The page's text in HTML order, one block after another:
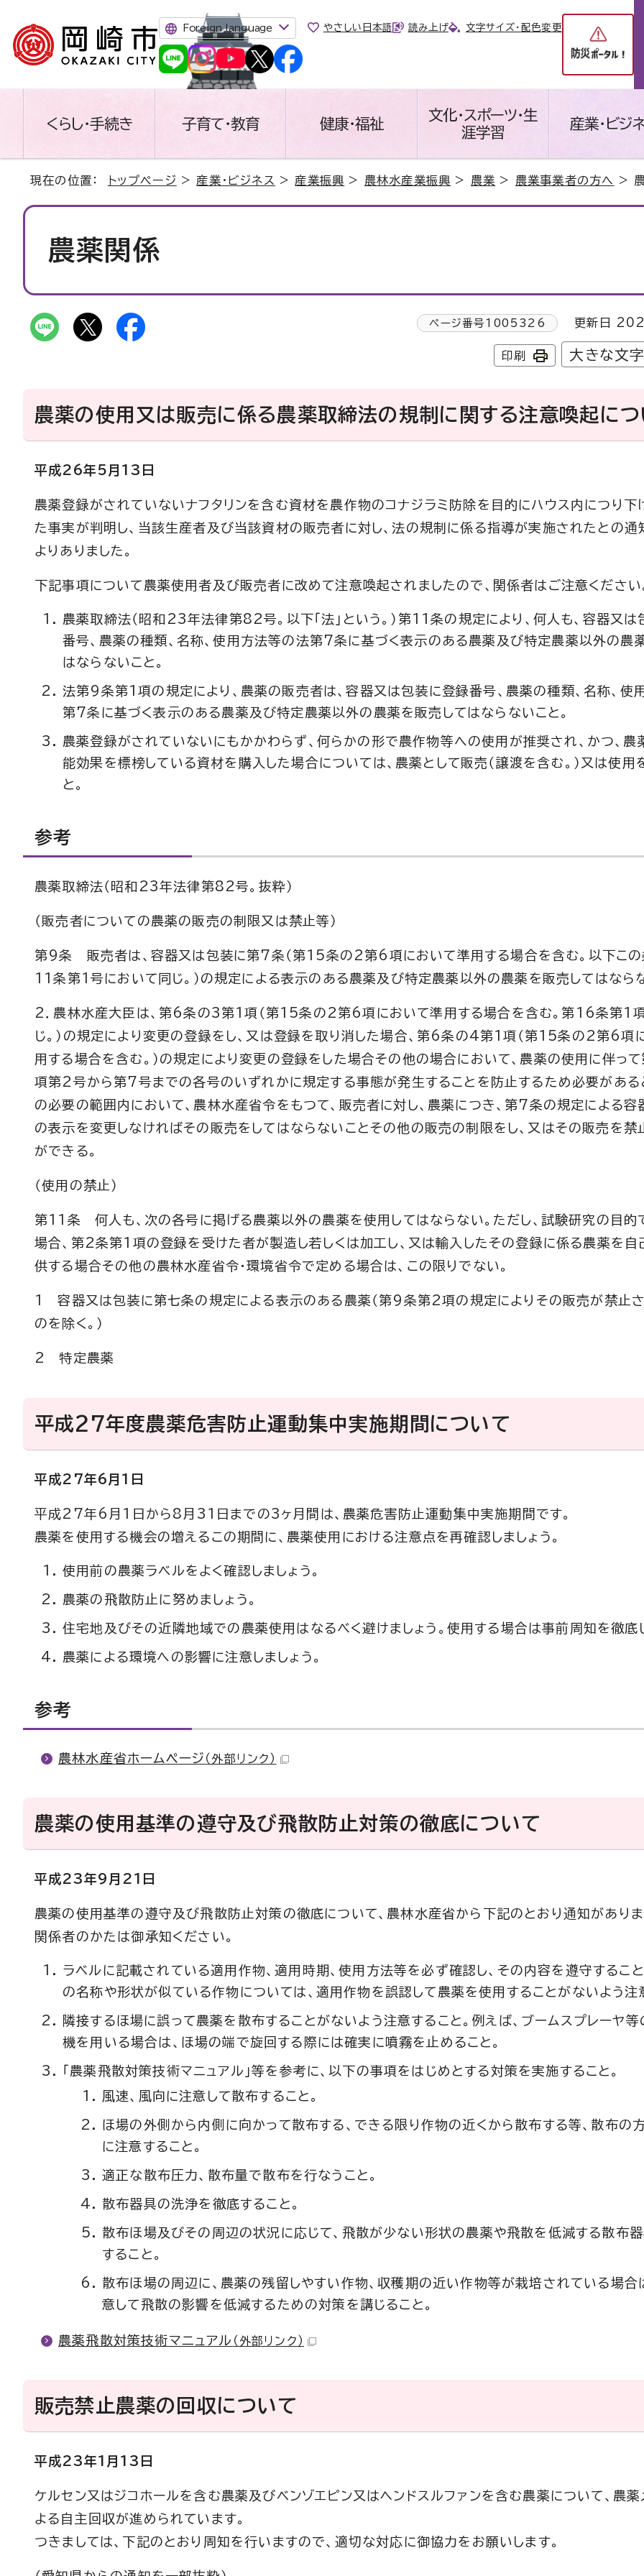
Foreign language やさしい日本語 読み上げ 文字サイズ・配色変更
くらし・手続き 子育て・教育 健康・福祉
文化・スポーツ・生
涯学習
産業・ビジ
現在の位置： トップページ > 産業・ビジネス > 産業振興 > 農林水産業振興 > 農業 > 農業事業者の方へ >
農薬関係
ページ番号 1005326 更新日
印刷 大きな文
農薬の使用又は販売に係る農薬取締法の規制に関する注意喚起につ
平成26年5月13日
農薬登録がされていないナフタリンを含む資材を農作物のコナジラミ防除を目的にハウス内につり下
た事実が判明し、当該生産者及び当該資材の販売者に対し、法の規制に係る指導が実施されたとの通
よりありました。
下記事項について農薬使用者及び販売者に改めて注意喚起されましたので、関係者はご注意ください
農薬取締法（昭和23年法律第82号。以下「法」という。）第11条の規定により、何人も、容器又は
番号、農薬の種類、名称、使用方法等の法第7条に基づく表示のある農薬及び特定農薬以外の農
はならないこと。
法第9条第1項の規定により、農薬の販売者は、容器又は包装に登録番号、農薬の種類、名称、使
第7条に基づく表示のある農薬及び特定農薬以外の農薬を販売してはならないこと。
農薬登録がされていないにもかかわらず、何らかの形で農作物等への使用が推奨され、かつ、農
能効果を標榜している資材を購入した場合については、農薬として販売（譲渡を含む。）又は使用
と。
参考
農薬取締法（昭和23年法律第82号。抜粋）
（販売者についての農薬の販売の制限又は禁止等）
第9条 販売者は、容器又は包装に第7条（第15条の2第6項において準用する場合を含む。以下こ
11条第1号において同じ。）の規定による表示のある農薬及び特定農薬以外の農薬を販売してはならな
2．農林水産大臣は、第6条の3第1項（第15条の2第6項において準用する場合を含む。第16条第1
じ。）の規定により変更の登録をし、又は登録を取り消した場合、第6条の4第1項（第15条の2第6項
用する場合を含む。）の規定により変更の登録をした場合その他の場合において、農薬の使用に伴っ
項第2号から第7号までの各号のいずれかに規定する事態が発生することを防止するため必要がある
の必要の範囲内において、農林水産省令をもつて、販売者に対し、農薬につき、第7条の規定による容
の表示を変更しなければその販売をしてはならないことその他の販売の制限をし、又はその販売を禁
ができる。
（使用の禁止）
第11条 何人も、次の各号に掲げる農薬以外の農薬を使用してはならない。ただし、試験研究の目的
場合、第2条第1項の登録を受けた者が製造し若しくは加工し、又は輸入したその登録に係る農薬を自
供する場合その他の農林水産省令・環境省令で定める場合は、この限りでない。
1 容器又は包装に第七条の規定による表示のある農薬（第9条第2項の規定によりその販売が禁止
のを除く。）
2 特定農薬
平成27年度農薬危害防止運動集中実施期間について
平成27年6月1日
平成27年6月1日から8月31日までの3ヶ月間は、農薬危害防止運動集中実施期間です。
農薬を使用する機会の増えるこの期間に、農薬使用における注意点を再確認しましょう。
使用前の農薬ラベルをよく確認しましょう。
農薬の飛散防止に努めましょう。
住宅地及びその近隣地域での農薬使用はなるべく避けましょう。使用する場合は事前周知を徹底し
農薬による環境への影響に注意しましょう。
参考
農林水産省ホームページ （外部リンク）
農薬の使用基準の遵守及び飛散防止対策の徹底について
平成23年9月21日
農薬の使用基準の遵守及び飛散防止対策の徹底について、農林水産省から下記のとおり通知がありま
関係者のかたは御承知ください。
ラベルに記載されている適用作物、適用時期、使用方法等を必ず確認し、その内容を遵守すること
の名称や形状が似ている作物については、適用作物を誤認して農薬を使用することがないよう注
隣接するほ場に誤って農薬を散布することがないよう注意すること。例えば、ブームスプレーヤ
機を用いる場合は、ほ場の端で旋回する際には確実に噴霧を止めること。
「農薬飛散対策技術マニュアル」等を参考に、以下の事項をはじめとする対策を実施すること。
風速、風向に注意して散布すること。
ほ場の外側から内側に向かって散布する、できる限り作物の近くから散布する等、散布の
に注意すること。
適正な散布圧力、散布量で散布を行なうこと。
散布器具の洗浄を徹底すること。
散布ほ場及びその周辺の状況に応じて、飛散が少ない形状の農薬や飛散を低減する散布
すること。
散布ほ場の周辺に、農薬の残留しやすい作物、収穫期の近い作物等が栽培されている場合
意して飛散の影響を低減するための対策を講じること。
農薬飛散対策技術マニュアル （外部リンク）
販売禁止農薬の回収について
平成23年1月13日
ケルセン又はジコホールを含む農薬及びベンゾエピン又はヘンドスルファンを含む農薬について、農薬
よる自主回収が進められています。
つきましては、下記のとおり周知を行いますので、適切な対応に御協力をお願いします。